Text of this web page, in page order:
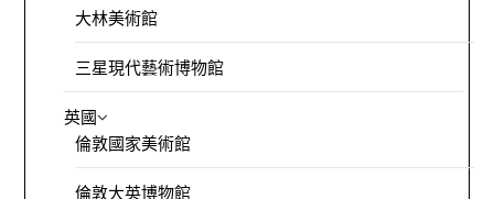
大林美術館
三星現代藝術博物館
英國
倫敦國家美術館
倫敦大英博物館